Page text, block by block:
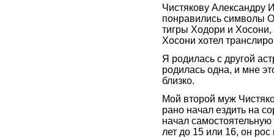
Чистякову Александру
понравились символы
тигры Ходори и Хосони,
Хосони хотел
Я родилась с другой
родилась одна, и мне
близко.
Мой второй муж
рано начал ездить на
начал
лет до 15 или 16, он